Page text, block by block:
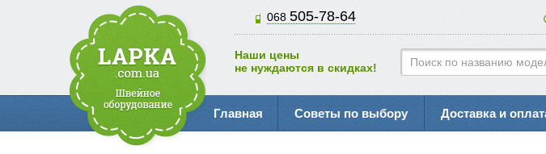
068 505-78-64
Наши цены
не нуждаются в скидках!
Главная Советы по выбору Доставка и